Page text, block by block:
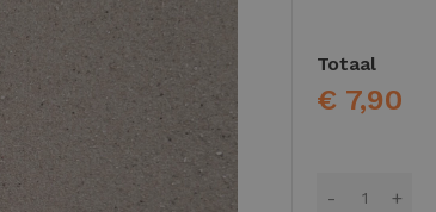
Totaal
€ 7,90